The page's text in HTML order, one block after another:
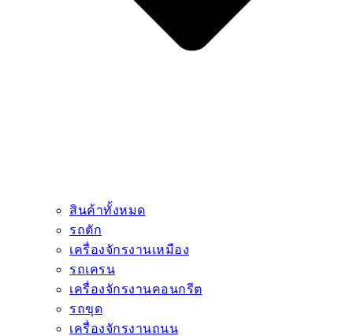
สินค้าทั้งหมด
รถตัก
เครื่องจักรงานเหมือง
รถเครน
เครื่องจักรงานคอนกรีต
รถขุด
เครื่องจักรงานถนน